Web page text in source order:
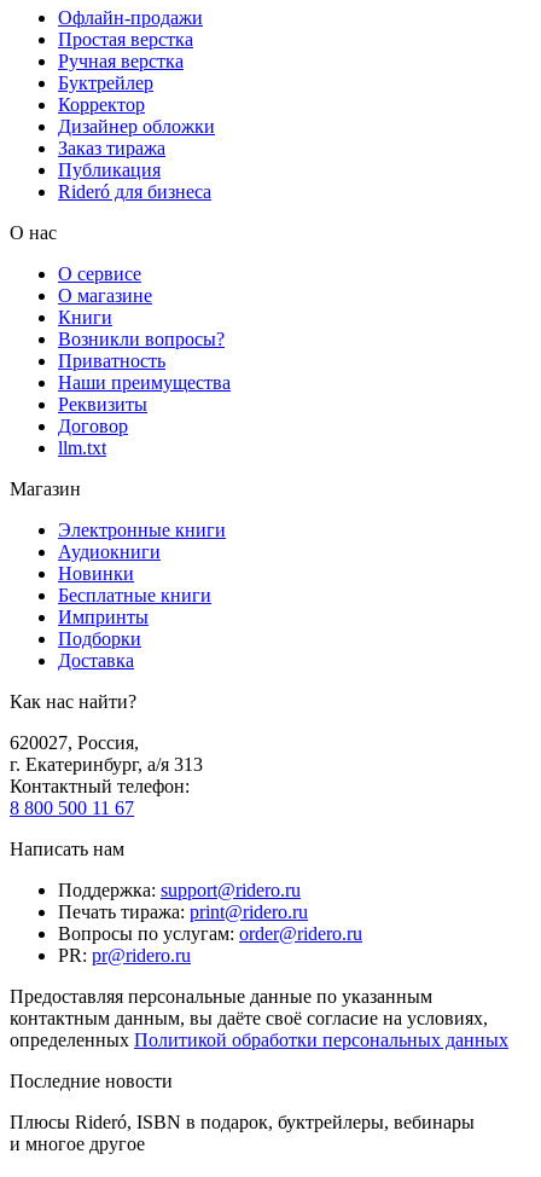
Офлайн-продажи
Простая верстка
Ручная верстка
Буктрейлер
Корректор
Дизайнер обложки
Заказ тиража
Публикация
Rideró для бизнеса
О нас
О сервисе
О магазине
Книги
Возникли вопросы?
Приватность
Наши преимущества
Реквизиты
Договор
llm.txt
Магазин
Электронные книги
Аудиокниги
Новинки
Бесплатные книги
Импринты
Подборки
Доставка
Как нас найти?
620027, Россия,
г. Екатеринбург, а/я 313
Контактный телефон:
8 800 500 11 67
Написать нам
Поддержка: support@ridero.ru
Печать тиража: print@ridero.ru
Вопросы по услугам: order@ridero.ru
PR: pr@ridero.ru
Предоставляя персональные данные по указанным
контактным данным, вы даёте своё согласие на условиях,
определенных Политикой обработки персональных данных
Последние новости
Плюсы Rideró, ISBN в подарок, буктрейлеры, вебинары
и многое другое